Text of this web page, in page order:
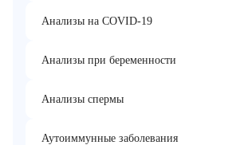
Анализы на COVID-19
Анализы при беременности
Анализы спермы
Аутоиммунные заболевания